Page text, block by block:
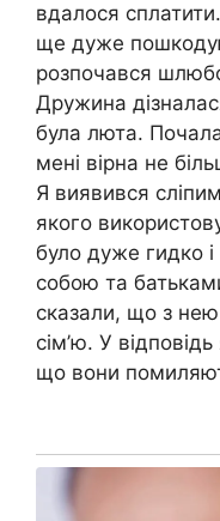
вдалося
ще дуже
розпочався
Дружина
була люта.
мені вірна не
Я виявився
якого
було дуже гидко
собою та
сказали, що з
сім’ю. У
що вони